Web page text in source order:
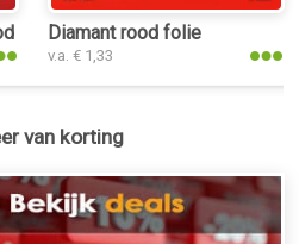
Red folie
Diamant rood folie
v.a. € 1,33
van korting